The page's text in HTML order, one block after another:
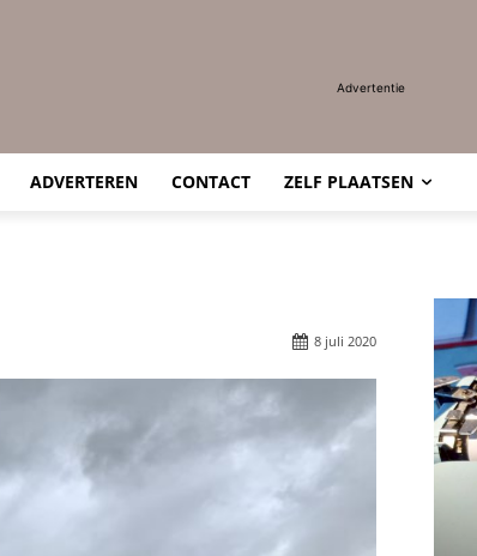
Advertentie
ADVERTEREN CONTACT ZELF PLAATSEN
8 juli 2020